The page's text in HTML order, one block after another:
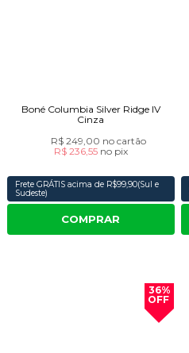
Boné Columbia Silver Ridge IV
Cinza
R$ 249,00 no cartão
R$ 236,55 no pix
Frete GRÁTIS acima de R$99,90(Sul e
Sudeste)
COMPRAR
36%
OFF